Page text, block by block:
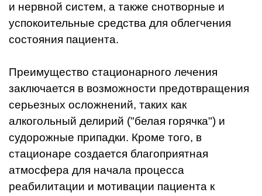
и нервной систем, а также снотворные и
успокоительные средства для облегчения
состояния пациента.
Преимущество стационарного лечения
заключается в возможности предотвращения
серьезных осложнений, таких как
алкогольный делирий ("белая горячка") и
судорожные припадки. Кроме того, в
стационаре создается благоприятная
атмосфера для начала процесса
реабилитации и мотивации пациента к